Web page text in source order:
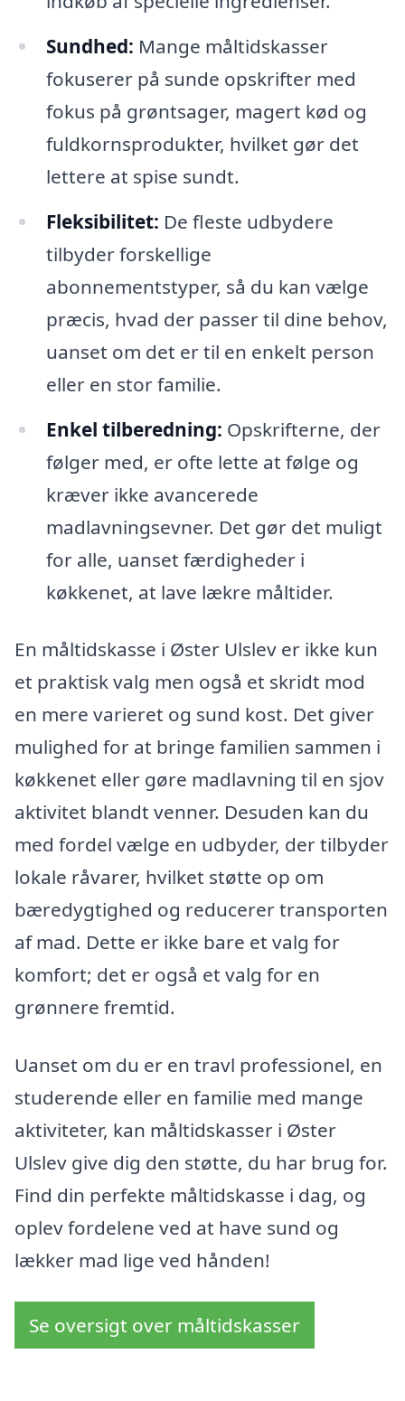
Sundhed: Mange måltidskasser
fokuserer på sunde opskrifter med
fokus på grøntsager, magert kød og
fuldkornsprodukter, hvilket gør det
lettere at spise sundt.
Fleksibilitet: De fleste udbydere
tilbyder forskellige
abonnementstyper, så du kan vælge
præcis, hvad der passer til dine behov,
uanset om det er til en enkelt person
eller en stor familie.
Enkel tilberedning: Opskrifterne, der
følger med, er ofte lette at følge og
kræver ikke avancerede
madlavningsevner. Det gør det muligt
for alle, uanset færdigheder i
køkkenet, at lave lækre måltider.
En måltidskasse i Øster Ulslev er ikke kun
et praktisk valg men også et skridt mod
en mere varieret og sund kost. Det giver
mulighed for at bringe familien sammen i
køkkenet eller gøre madlavning til en sjov
aktivitet blandt venner. Desuden kan du
med fordel vælge en udbyder, der tilbyder
lokale råvarer, hvilket støtte op om
bæredygtighed og reducerer transporten
af mad. Dette er ikke bare et valg for
komfort; det er også et valg for en
grønnere fremtid.
Uanset om du er en travl professionel, en
studerende eller en familie med mange
aktiviteter, kan måltidskasser i Øster
Ulslev give dig den støtte, du har brug for.
Find din perfekte måltidskasse i dag, og
oplev fordelene ved at have sund og
lækker mad lige ved hånden!
Se oversigt over måltidskasser